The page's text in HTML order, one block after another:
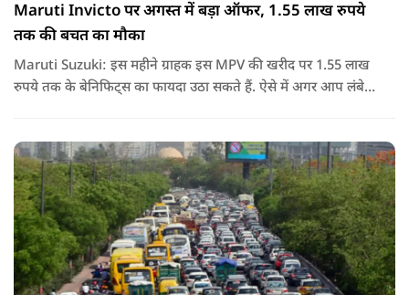
Maruti Invicto पर अगस्त में बड़ा ऑफर, 1.55 लाख रुपये
तक की बचत का मौका
Maruti Suzuki: इस महीने ग्राहक इस MPV की खरीद पर 1.55 लाख
रुपये तक के बेनिफिट्स का फायदा उठा सकते हैं. ऐसे में अगर आप लंबे